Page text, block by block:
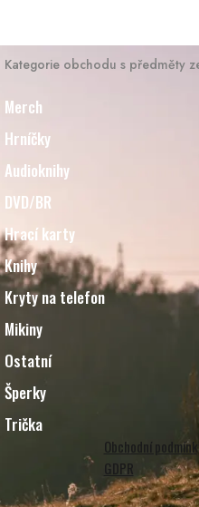
Kategorie obchodu s předměty
Merch
Hrníčky
Audioknihy
DVD/BR
Hrací karty
Knihy
Kryty na telefon
Mikiny
Ostatní
Šperky
Trička
Obchodní podmínky
GDPR